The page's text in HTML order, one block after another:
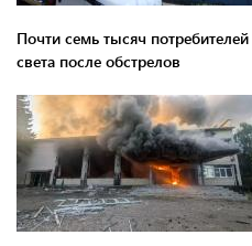
Почти семь тысяч
света после обстрелов